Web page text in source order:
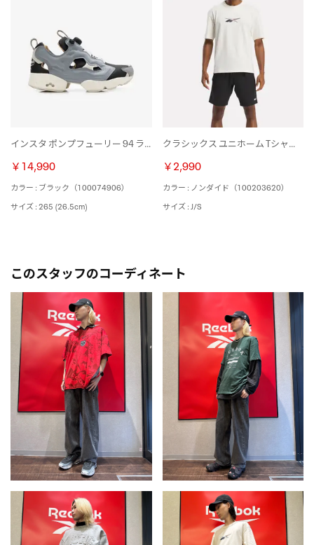
インスタ ポンプフューリー 94 ラックス レザー / INSTAPUMP FURY 94 LUX LEATHER （ブラック）
￥14,990
カラー : ブラック（100074906）
サイズ : 265 (26.5cm)
クラシックス ユニホーム Tシャツ / CL NO DYE UNIFORM TEE （ノンダイド）
￥2,990
カラー : ノンダイド（100203620）
サイズ : J/S
このスタッフのコーディネート